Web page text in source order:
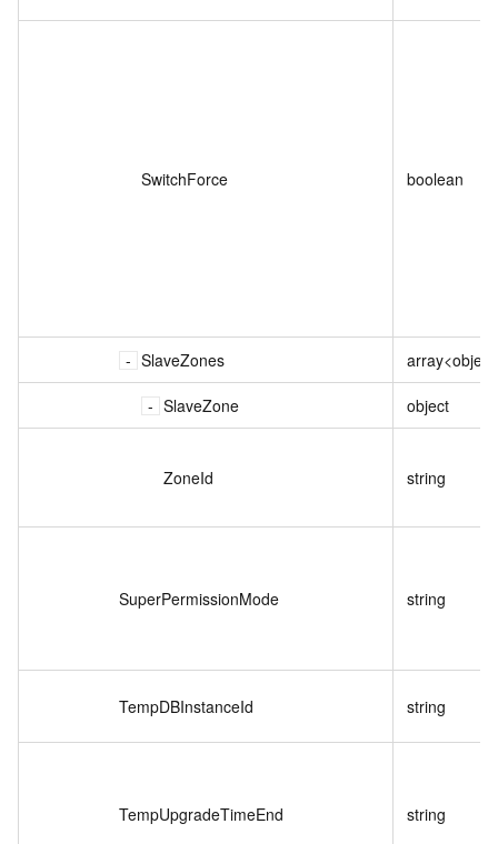
SwitchForce boolean
SlaveZones
SlaveZone object
ZoneId string
SuperPermissionMode string
TempDBInstanceId string
TempUpgradeTimeEnd string